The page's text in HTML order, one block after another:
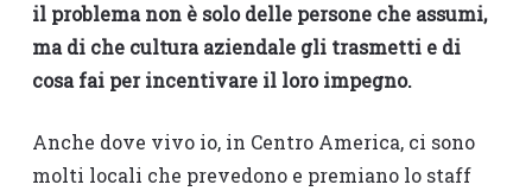
il problema non è solo delle persone che assumi,
ma di che cultura aziendale gli trasmetti e di
cosa fai per incentivare il loro impegno.
Anche dove vivo io, in Centro America, ci sono
molti locali che prevedono e premiano lo staff